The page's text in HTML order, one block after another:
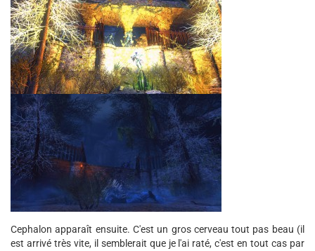
Cephalon apparaît ensuite. C'est un gros cerveau tout pas beau (il
est arrivé très vite, il semblerait que je l'ai raté, c'est en tout cas par